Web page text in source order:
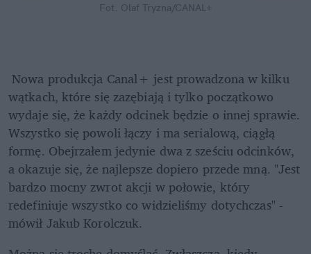
Fot. Olaf Tryzna/CANAL+
Nowa produkcja Canal+ jest prowadzona w kilku
wątkach, które się zazębiają i tylko początkowo
wydaje się, że każdy odcinek będzie o innej sprawie.
Wszystko się powoli łączy i ma serialową, ciągłą
formę. Obejrzałem jedynie dwa z sześciu odcinków,
a okazuje się, że najlepsze dopiero przede mną. "Jest
bardzo mocny zwrot akcji w połowie, który
redefiniuje wszystko co widzieliśmy dotychczas" -
mówił Jakub Korolczuk.